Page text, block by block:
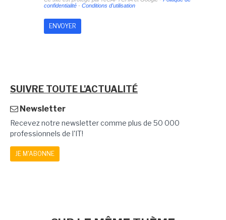
confidentialité- Conditions d'utilisation
SUIVRE TOUTE L'ACTUALITÉ
Newsletter
Recevez notre newsletter comme plus de 50 000
professionnels de l'IT!
JE M'ABONNE